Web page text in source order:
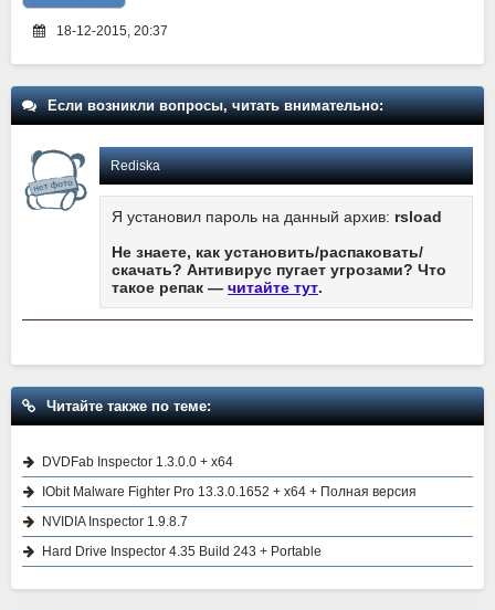
18-12-2015, 20:37
Если возникли вопросы, читать внимательно:
Rediska
Я установил пароль на данный архив: rsload
Не знаете, как установить/распаковать/
скачать? Антивирус пугает угрозами? Что
такое репак — читайте тут.
Читайте также по теме:
DVDFab Inspector 1.3.0.0 + x64
IObit Malware Fighter Pro 13.3.0.1652 + x64 + Полная версия
NVIDIA Inspector 1.9.8.7
Hard Drive Inspector 4.35 Build 243 + Portable